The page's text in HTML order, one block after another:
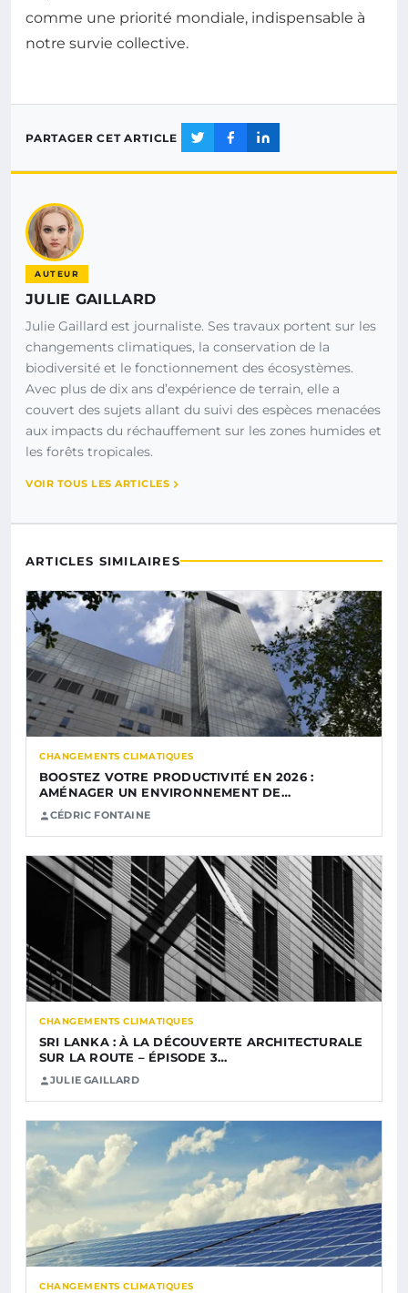
comme une priorité mondiale, indispensable à
notre survie collective.
PARTAGER CET ARTICLE
AUTEUR
JULIE GAILLARD
Julie Gaillard est journaliste. Ses travaux portent sur les
changements climatiques, la conservation de la
biodiversité et le fonctionnement des écosystèmes.
Avec plus de dix ans d’expérience de terrain, elle a
couvert des sujets allant du suivi des espèces menacées
aux impacts du réchauffement sur les zones humides et
les forêts tropicales.
VOIR TOUS LES ARTICLES
ARTICLES SIMILAIRES
CHANGEMENTS CLIMATIQUES
BOOSTEZ VOTRE PRODUCTIVITÉ EN 2026 :
AMÉNAGER UN ENVIRONNEMENT DE…
CÉDRIC FONTAINE
CHANGEMENTS CLIMATIQUES
SRI LANKA : À LA DÉCOUVERTE ARCHITECTURALE
SUR LA ROUTE – ÉPISODE 3…
JULIE GAILLARD
CHANGEMENTS CLIMATIQUES